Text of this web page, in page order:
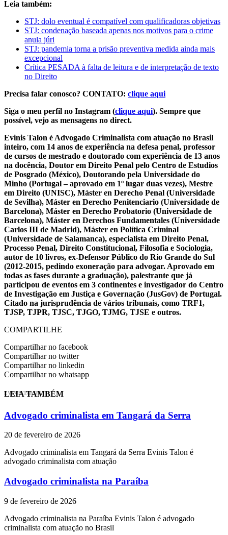
Leia também:
STJ: dolo eventual é compatível com qualificadoras objetivas
STJ: condenação baseada apenas nos motivos para o crime
anula júri
STJ: pandemia torna a prisão preventiva medida ainda mais
excepcional
Crítica PESADA à falta de leitura e de interpretação de texto
no Direito
Precisa falar conosco? CONTATO: clique aqui
Siga o meu perfil no Instagram (clique aqui). Sempre que
possível, vejo as mensagens no direct.
Evinis Talon é Advogado Criminalista com atuação no Brasil
inteiro, com 14 anos de experiência na defesa penal, professor
de cursos de mestrado e doutorado com experiência de 13 anos
na docência, Doutor em Direito Penal pelo Centro de Estudios
de Posgrado (México), Doutorando pela Universidade do
Minho (Portugal – aprovado em 1º lugar duas vezes), Mestre
em Direito (UNISC), Máster en Derecho Penal (Universidade
de Sevilha), Máster en Derecho Penitenciario (Universidade de
Barcelona), Máster en Derecho Probatorio (Universidade de
Barcelona), Máster en Derechos Fundamentales (Universidade
Carlos III de Madrid), Máster en Política Criminal
(Universidade de Salamanca), especialista em Direito Penal,
Processo Penal, Direito Constitucional, Filosofia e Sociologia,
autor de 10 livros, ex-Defensor Público do Rio Grande do Sul
(2012-2015, pedindo exoneração para advogar. Aprovado em
todas as fases durante a graduação), palestrante que já
participou de eventos em 3 continentes e investigador do Centro
de Investigação em Justiça e Governação (JusGov) de Portugal.
Citado na jurisprudência de vários tribunais, como TRF1,
TJSP, TJPR, TJSC, TJGO, TJMG, TJSE e outros.
COMPARTILHE
Compartilhar no facebook
Compartilhar no twitter
Compartilhar no linkedin
Compartilhar no whatsapp
EVINIS TALON
LEIA TAMBÉM
Advogado criminalista em Tangará da Serra
20 de fevereiro de 2026
Advogado criminalista em Tangará da Serra Evinis Talon é
advogado criminalista com atuação
Advogado criminalista na Paraíba
9 de fevereiro de 2026
Advogado criminalista na Paraíba Evinis Talon é advogado
criminalista com atuação no Brasil